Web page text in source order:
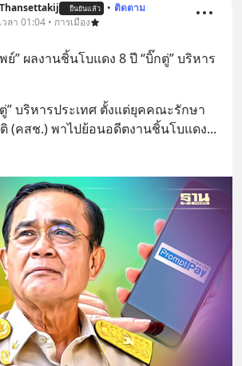
ยืนยันแล้ว • ติดตาม
ลา 01:04 • การเมือง
ย์” ผลงานชิ้นโบแดง 8 ปี “บิ๊กตู่” บริหาร
” บริหารประเทศ ตั้งแต่ยุคคณะรักษา
(คสช.) พาไปย้อนอดีตงานชิ้นโบแดง